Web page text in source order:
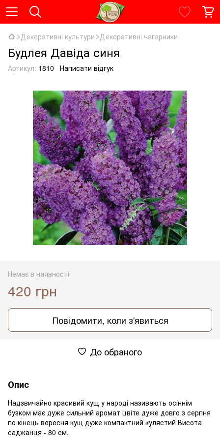
Декоративні культури Декоративні чагарники
Будлея Давіда синя
Артикул: 1810 Написати відгук
Немає в наявності
420 грн
Повідомити, коли з'явиться
До обраного
Опис
Надзвичайно красивий кущ у народі називають осіннім
бузком має дуже сильний аромат цвіте дуже довго з серпня
по кінець вересня кущ дуже компактний кулястий Висота
саджанця - 80 см.